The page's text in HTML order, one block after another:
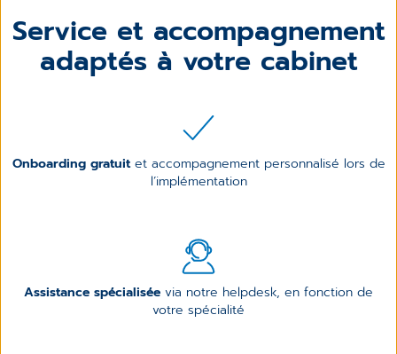
Service et accompagnement
adaptés à votre cabinet
Onboarding gratuitet accompagnement personnalisé lors de
l’implémentation
Assistance spécialisée via notre helpdesk, en fonction de
votre spécialité